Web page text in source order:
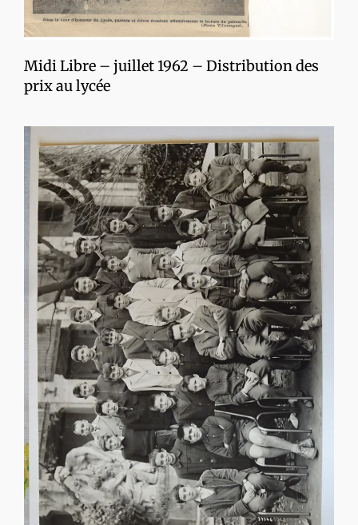
Midi Libre – juillet 1962 – Distribution des
prix au lycée